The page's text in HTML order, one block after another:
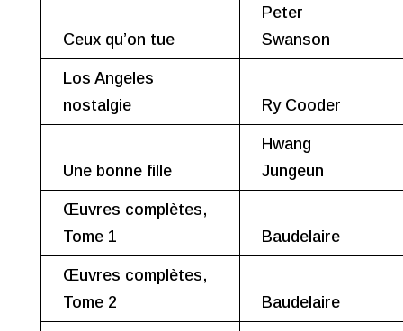
Ceux qu’on tue
Peter
Swanson
Los Angeles
nostalgie
Ry Cooder
Une bonne fille
Hwang
Jungeun
Œuvres complètes,
Tome 1
Baudelaire
Œuvres complètes,
Tome 2
Baudelaire